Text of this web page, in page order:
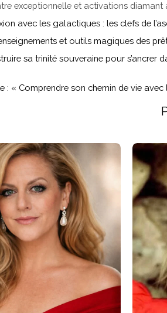
exceptionnelle et activations
avec les galactiques : les clefs de
et outils magiques des
sa trinité souveraine pour
: « Comprendre son chemin de vie